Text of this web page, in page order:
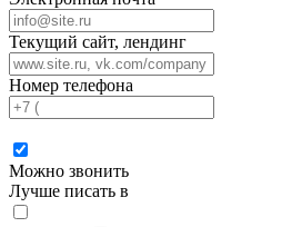
Текущий сайт, лендинг
Номер телефона
Можно звонить
Лучше писать в